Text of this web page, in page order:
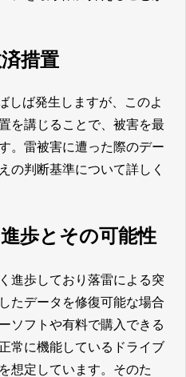
措置
しば発生しますが、このよ
を講じることで、被害を最
。雷被害に遭った際のデー
の判断基準について詳しく
歩とその可能性
進歩しており落雷による突
たデータを修復可能な場合
ソフトや有料で購入できる
常に機能しているドライブ
想定しています。そのた